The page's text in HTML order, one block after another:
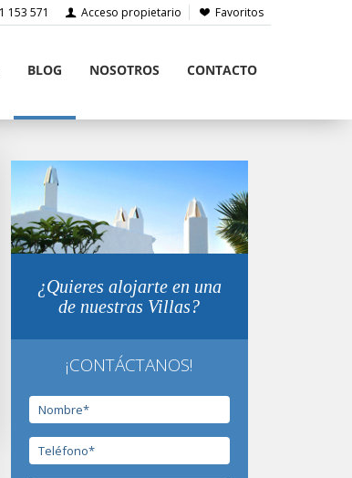
Favoritos
Acceso propietario
153 571
BLOG NOSOTROS CONTACTO
¿Quieres alojarte en una
de nuestras Villas?
¡CONTÁCTANOS!